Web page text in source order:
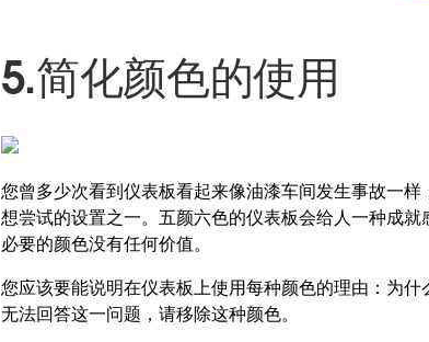
5.简化颜色的使用
您曾多少次看到仪表板看起来像油漆车间发生事故一
想尝试的设置之一。五颜六色的仪表板会给人一种成
必要的颜色没有任何价值。
您应该要能说明在仪表板上使用每种颜色的理由：为
无法回答这一问题，请移除这种颜色。